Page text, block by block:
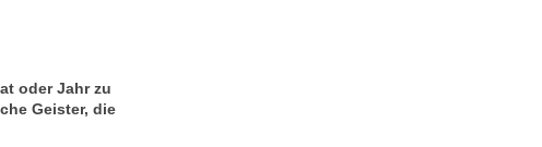
oder Jahr zu
Geister, die